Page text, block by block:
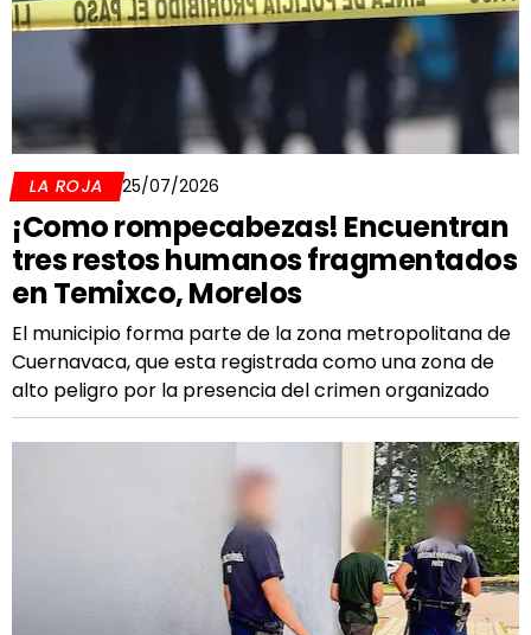
LA ROJA 25/07/2026
¡Como rompecabezas! Encuentran
tres restos humanos fragmentados
en Temixco, Morelos
El municipio forma parte de la zona metropolitana de
Cuernavaca, que esta registrada como una zona de
alto peligro por la presencia del crimen organizado